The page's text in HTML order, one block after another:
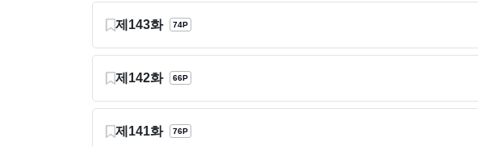
제143화 74P
제142화 66P
제141화 76P